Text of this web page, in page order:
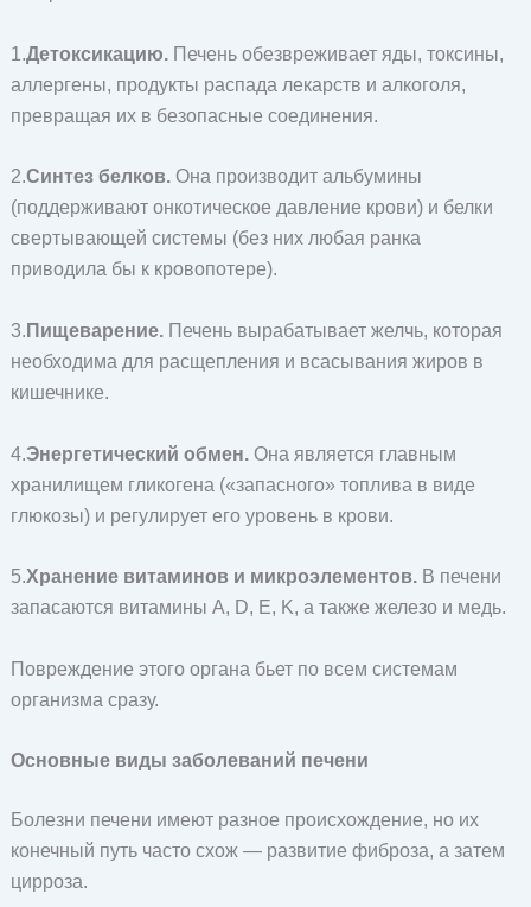
1.Детоксикацию.Печень обезвреживает яды, токсины,
аллергены, продукты распада лекарств и алкоголя,
превращая их в безопасные соединения.
2.Синтез белков.Она производит альбумины
(поддерживают онкотическое давление крови) и белки
свертывающей системы (без них любая ранка
приводила бы к кровопотере).
3. Пищеварение.Печень вырабатывает желчь, которая
необходима для расщепления и всасывания жиров в
кишечнике.
4.Энергетический обмен.Она является главным
хранилищем гликогена («запасного» топлива в виде
глюкозы) и регулирует его уровень в крови.
5.Хранение витаминов и микроэлементов.В печени
запасаются витамины A, D, E, K, а также железо и медь.
Повреждение этого органа бьет по всем системам
организма сразу.
Основные виды заболеваний печени
Болезни печени имеют разное происхождение, но их
конечный путь часто схож — развитие фиброза, а затем
цирроза.